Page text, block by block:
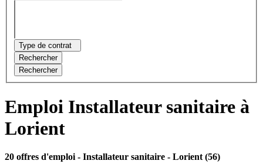
Type de contrat
Rechercher
Rechercher
Emploi Installateur sanitaire à
Lorient
20 offres d'emploi - Installateur sanitaire - Lorient (56)